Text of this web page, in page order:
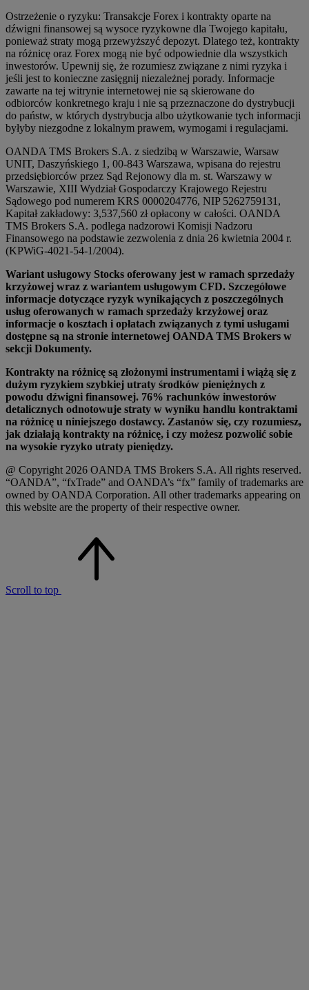
Ostrzeżenie o ryzyku: Transakcje Forex i kontrakty oparte na
dźwigni finansowej są wysoce ryzykowne dla Twojego kapitału,
ponieważ straty mogą przewyższyć depozyt. Dlatego też, kontrakty
na różnicę oraz Forex mogą nie być odpowiednie dla wszystkich
inwestorów. Upewnij się, że rozumiesz związane z nimi ryzyka i
jeśli jest to konieczne zasięgnij niezależnej porady. Informacje
zawarte na tej witrynie internetowej nie są skierowane do
odbiorców konkretnego kraju i nie są przeznaczone do dystrybucji
do państw, w których dystrybucja albo użytkowanie tych informacji
byłyby niezgodne z lokalnym prawem, wymogami i regulacjami.
OANDA TMS Brokers S.A. z siedzibą w Warszawie, Warsaw
UNIT, Daszyńskiego 1, 00-843 Warszawa, wpisana do rejestru
przedsiębiorców przez Sąd Rejonowy dla m. st. Warszawy w
Warszawie, XIII Wydział Gospodarczy Krajowego Rejestru
Sądowego pod numerem KRS 0000204776, NIP 5262759131,
Kapitał zakładowy: 3,537,560 zł opłacony w całości. OANDA
TMS Brokers S.A. podlega nadzorowi Komisji Nadzoru
Finansowego na podstawie zezwolenia z dnia 26 kwietnia 2004 r.
(KPWiG-4021-54-1/2004).
Wariant usługowy Stocks oferowany jest w ramach sprzedaży
krzyżowej wraz z wariantem usługowym CFD. Szczegółowe
informacje dotyczące ryzyk wynikających z poszczególnych
usług oferowanych w ramach sprzedaży krzyżowej oraz
informacje o kosztach i opłatach związanych z tymi usługami
dostępne są na stronie internetowej OANDA TMS Brokers w
sekcji Dokumenty.
Kontrakty na różnicę są złożonymi instrumentami i wiążą się z
dużym ryzykiem szybkiej utraty środków pieniężnych z
powodu dźwigni finansowej. 76% rachunków inwestorów
detalicznych odnotowuje straty w wyniku handlu kontraktami
na różnicę u niniejszego dostawcy. Zastanów się, czy rozumiesz,
jak działają kontrakty na różnicę, i czy możesz pozwolić sobie
na wysokie ryzyko utraty pieniędzy.
@ Copyright 2026 OANDA TMS Brokers S.A. All rights reserved.
“OANDA”, “fxTrade” and OANDA’s “fx” family of trademarks are
owned by OANDA Corporation. All other trademarks appearing on
this website are the property of their respective owner.
Scroll to top